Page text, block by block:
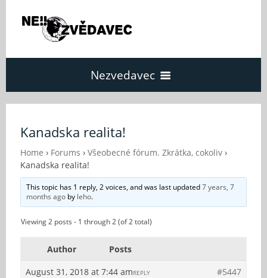
Nezvedavec
Fórum
O Nezvědavci
Kontakt
Kanadska realita!
Home › Forums › Všeobecné fórum. Zkrátka, cokoliv ›
Kanadska realita!
This topic has 1 reply, 2 voices, and was last updated7 years, 7
months ago by leho.
Viewing 2 posts - 1 through 2 (of 2 total)
Author
Posts
August 31, 2018 at 7:44 am
#5447
REPLY